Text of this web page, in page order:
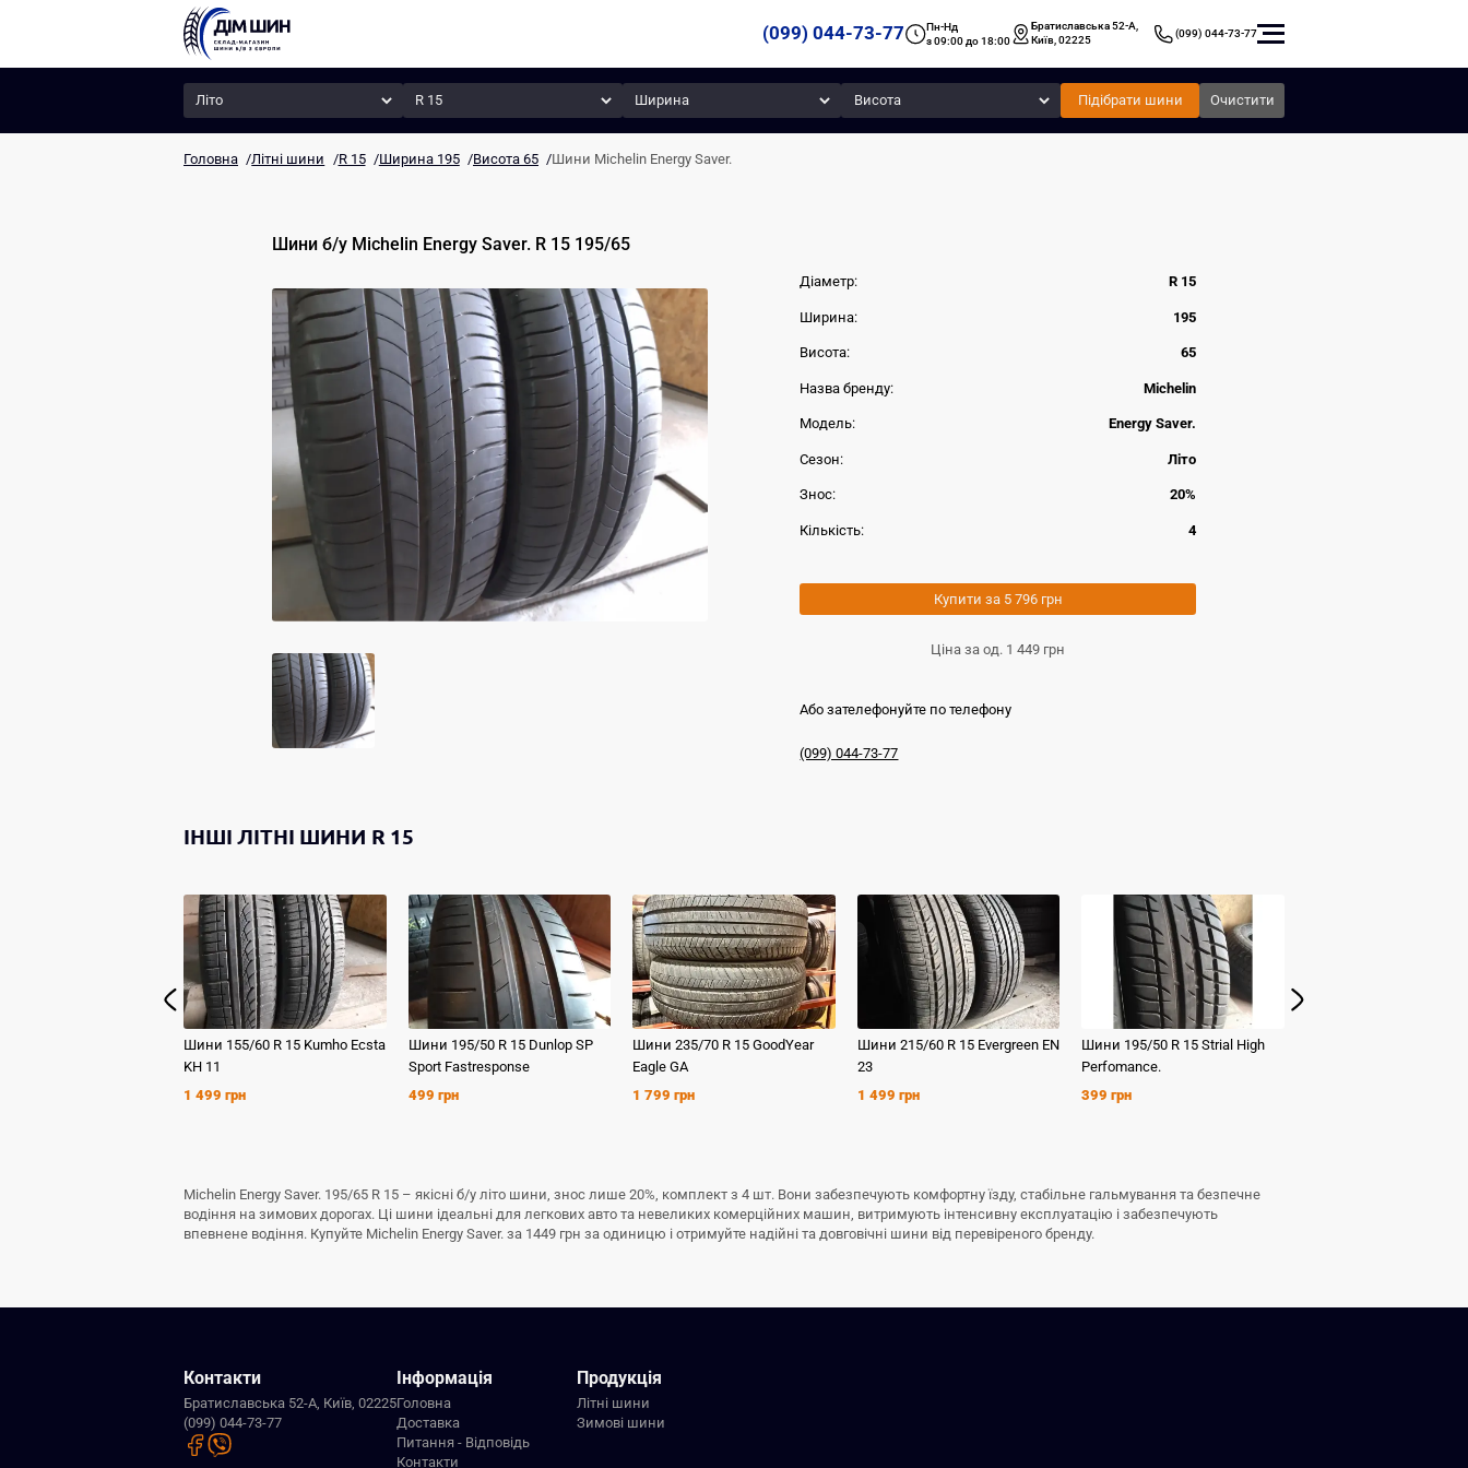
(099) 044-73-77
Пн-Нд
з 09:00 до 18:00
Братиславська 52-А,
Київ, 02225
(099) 044-73-77
Сезон Радіус Ширина Висота
Підібрати шини Очистити
Головна /Літні шини /R 15 /Ширина 195 /Висота 65 /Шини Michelin Energy Saver.
Шини б/у Michelin Energy Saver. R 15 195/65
Діаметр: R 15
Ширина: 195
Висота: 65
Назва бренду: Michelin
Модель: Energy Saver.
Сезон: Літо
Знос: 20%
Кількість: 4
Купити за 5 796 грн
Ціна за од. 1 449 грн
Або зателефонуйте по телефону
(099) 044-73-77
ІНШІЛІТНІ ШИНИ R 15
Шини 155/60 R 15 Kumho Ecsta
KH 11
1 499 грн
Шини 195/50 R 15 Dunlop SP
Sport Fastresponse
499 грн
Шини235/70 R 15 GoodYear
Eagle GA
1 799 грн
Шини 215/60 R 15 Evergreen EN
23
1 499 грн
Шини 195/50 R 15 Strial High
Perfomance.
399 грн
Michelin Energy Saver. 195/65 R 15 – якісні б/у літо шини, знос лише 20%, комплект з 4 шт. Вони забезпечують комфортну їзду, стабільне гальмування та безпечне
водіння на зимових дорогах. Ці шини ідеальні для легкових авто та невеликих комерційних машин, витримують інтенсивну експлуатацію і забезпечують
впевнене водіння. Купуйте Michelin Energy Saver. за 1449 грн за одиницю і отримуйте надійні та довговічні шини від перевіреного бренду.
Контакти
Братиславська 52-А, Київ, 02225
(099) 044-73-77
Інформація
Головна
Доставка
Питання - Відповідь
Контакти
Продукція
Літні шини
Зимові шини